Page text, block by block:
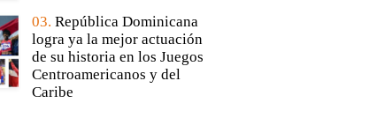
03. República Dominicana
logra ya la mejor actuación
de su historia en los Juegos
Centroamericanos y del
Caribe